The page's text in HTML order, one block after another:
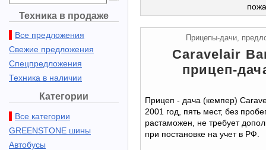
Техника в продаже
Все предложения
Свежие предложения
Спецпредложения
Техника в наличии
Категории
Все категории
GREENSTONE шины
Автобусы
Прицепы-дачи,
Caravelair
прицеп-
Прицеп - дача (кемпер)
2001 год, пять мест, без
растаможен, не требует
при постановке на учет в РФ.